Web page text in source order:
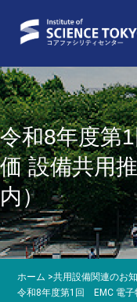
ホーム >共用設備関連のお
令和8年度第1回 EMC 電子
令和8年度第
価 設備共用
内）